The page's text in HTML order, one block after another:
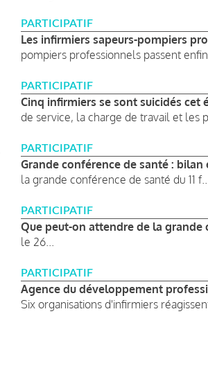
PARTICIPATIF
Les infirmiers sapeurs-pompiers
pompiers professionnels passent enfin
PARTICIPATIF
Cinq infirmiers se sont suicidés
de service, la charge de travail et les
PARTICIPATIF
Grande conférence de santé : bilan
la grande conférence de santé du 11 f...
PARTICIPATIF
Que peut-on attendre de la grande
le 26...
PARTICIPATIF
Agence du développement
Six organisations d'infirmiers